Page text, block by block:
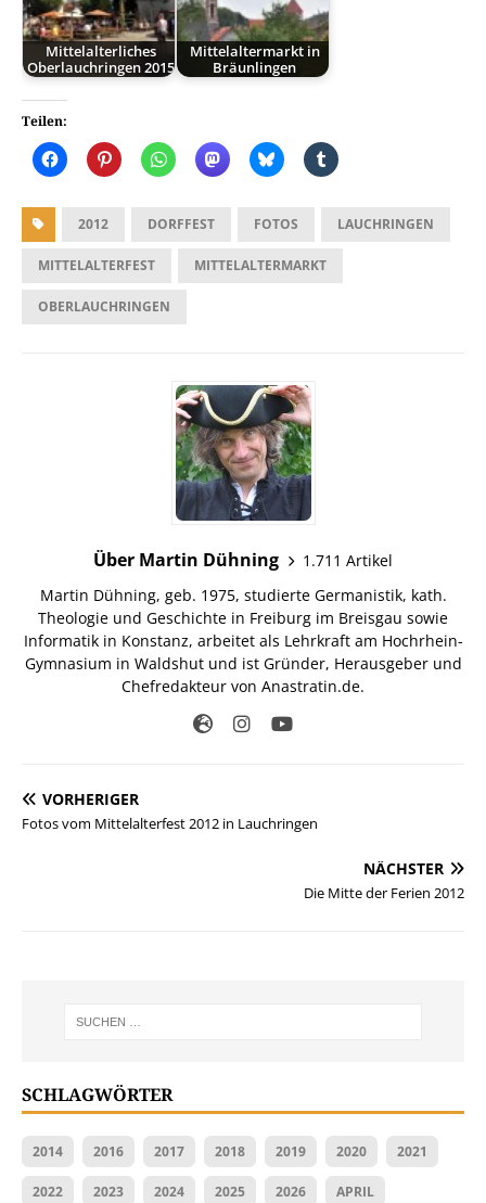
Mittelalterliches
Oberlauchringen 2015
Mittelaltermarkt in
Bräunlingen
Teilen:
2012 DORFFEST FOTOS LAUCHRINGEN
MITTELALTERFEST MITTELALTERMARKT
OBERLAUCHRINGEN
Über Martin Dühning
1.711 Artikel
Martin Dühning, geb. 1975, studierte Germanistik, kath.
Theologie und Geschichte in Freiburg im Breisgau sowie
Informatik in Konstanz, arbeitet als Lehrkraft am Hochrhein-
Gymnasium in Waldshut und ist Gründer, Herausgeber und
Chefredakteur von Anastratin.de.
VORHERIGER
Fotos vom Mittelalterfest 2012 in Lauchringen
NÄCHSTER
Die Mitte der Ferien 2012
SCHLAGWÖRTER
2014 2016 2017 2018 2019 2020 2021
2022 2023 2024 2025 2026 APRIL